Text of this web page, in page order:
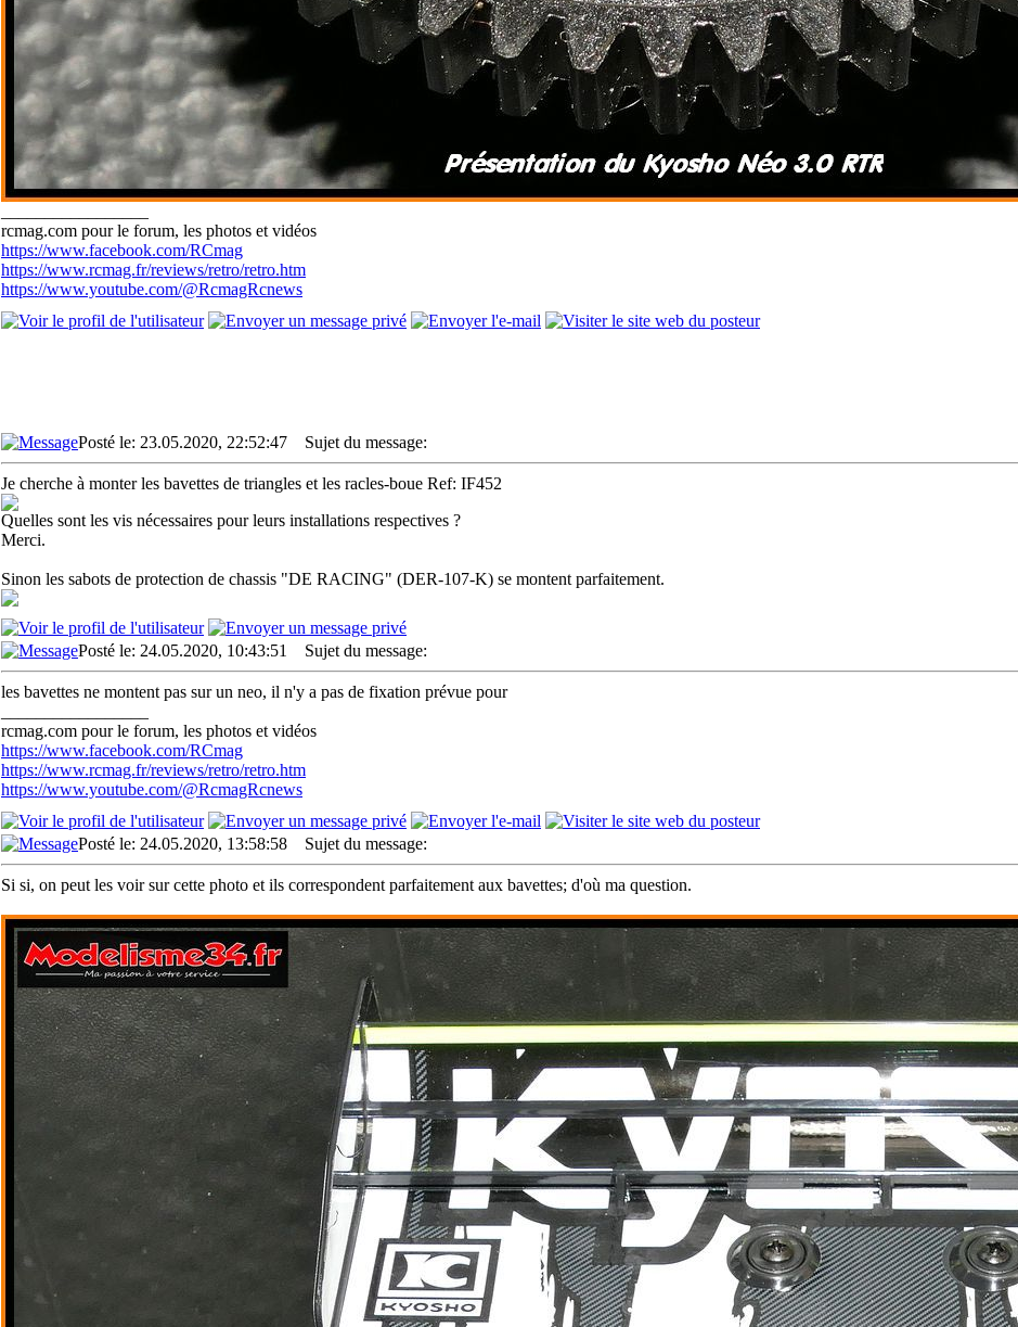
rcmag.com pour le forum, les photos et vidéos
https://www.facebook.com/RCmag
https://www.rcmag.fr/reviews/retro/retro.htm
https://www.youtube.com/@RcmagRcnews
Posté le: 23.05.2020, 22:52:47 Sujet du message:
Je cherche à monter les bavettes de triangles et les racles-boue Ref: IF452
Quelles sont les vis nécessaires pour leurs installations respectives ?
Merci.
Sinon les sabots de protection de chassis "DE RACING" (DER-107-K) se montent parfaitement.
Posté le: 24.05.2020, 10:43:51 Sujet du message:
les bavettes ne montent pas sur un neo, il n'y a pas de fixation prévue pour
rcmag.com pour le forum, les photos et vidéos
https://www.facebook.com/RCmag
https://www.rcmag.fr/reviews/retro/retro.htm
https://www.youtube.com/@RcmagRcnews
Posté le: 24.05.2020, 13:58:58 Sujet du message:
Si si, on peut les voir sur cette photo et ils correspondent parfaitement aux bavettes; d'où ma question.